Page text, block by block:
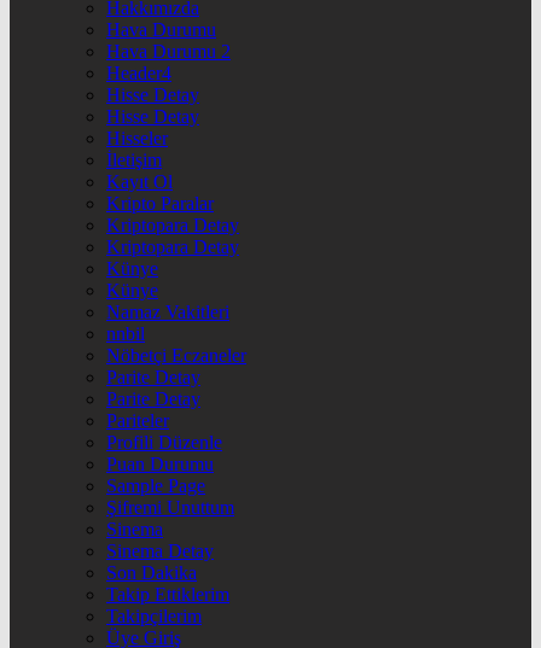
Hakkımızda
Hava Durumu
Hava Durumu 2
Header4
Hisse Detay
Hisse Detay
Hisseler
İletişim
Kayıt Ol
Kripto Paralar
Kriptopara Detay
Kriptopara Detay
Künye
Künye
Namaz Vakitleri
nnbil
Nöbetçi Eczaneler
Parite Detay
Parite Detay
Pariteler
Profili Düzenle
Puan Durumu
Sample Page
Şifremi Unuttum
Sinema
Sinema Detay
Son Dakika
Takip Ettiklerim
Takipçilerim
Üye Giriş